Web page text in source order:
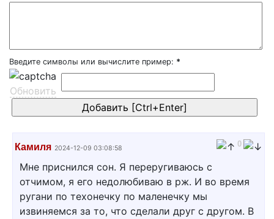
Введите символы или вычислите пример: *
Обновить
Камиля 2024-12-09 03:08:58 0
Мне приснился сон. Я переругиваюсь с
отчимом, я его недолюбиваю в рж. И во время
ругани по техонечку по маленечку мы
извиняемся за то, что сделали друг с другом. В